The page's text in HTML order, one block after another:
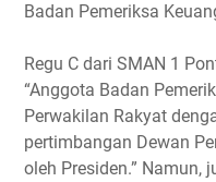
Badan Pemeriksa
Regu C dari SMAN 1
“Anggota Badan
Perwakilan Rakyat
pertimbangan Dewan
oleh Presiden.” Namun,